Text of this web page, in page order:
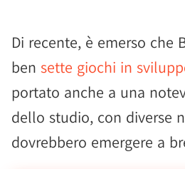
Di recente, è emerso che
ben sette giochi in
portato anche a una
dello studio, con diverse
dovrebbero emergere a